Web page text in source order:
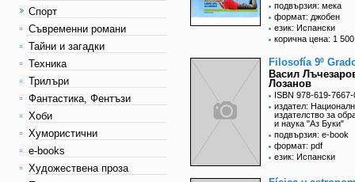
Спорт
Съвременни романи
Тайни и загадки
Техника
Трилъри
Фантастика, Фентъзи
Хоби
Хумористични
e-books
Художествена проза
подвързия: мека
формат: джобен
език: Испански
корична цена: 1
Filosofía 9º
Васил
Лозанов
ISBN 978-619-
издател:
издателство за
и наука "Аз Буки"
подвързия: e-book
формат: pdf
език: Испански